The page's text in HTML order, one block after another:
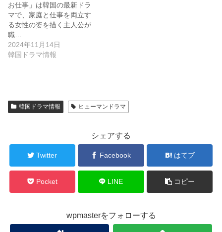
お仕事」は韓国の最新ドラ
マで、家庭と仕事を両立す
る女性の姿を描く主人公が
職…
2024年11月14日
韓国ドラマ情報
韓国ドラマ情報 ヒューマンドラマ
シェアする
Twitter Facebook はてブ
Pocket LINE コピー
wpmasterをフォローする